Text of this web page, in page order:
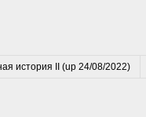
история II (up 24/08/2022)